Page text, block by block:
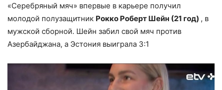
«Серебряный мяч» впервые в карьере получил
молодой полузащитник Рокко Роберт Шейн (21 год) , в
мужской сборной. Шейн забил свой мяч против
Азербайджана, а Эстония выиграла 3:1